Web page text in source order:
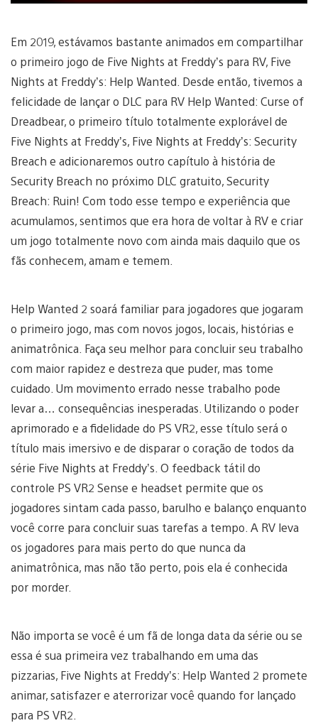
Em 2019, estávamos bastante animados em compartilhar
o primeiro jogo de Five Nights at Freddy’s para RV, Five
Nights at Freddy’s: Help Wanted. Desde então, tivemos a
felicidade de lançar o DLC para RV Help Wanted: Curse of
Dreadbear, o primeiro título totalmente explorável de
Five Nights at Freddy’s, Five Nights at Freddy’s: Security
Breach e adicionaremos outro capítulo à história de
Security Breach no próximo DLC gratuito, Security
Breach: Ruin! Com todo esse tempo e experiência que
acumulamos, sentimos que era hora de voltar à RV e criar
um jogo totalmente novo com ainda mais daquilo que os
fãs conhecem, amam e temem.
Help Wanted 2 soará familiar para jogadores que jogaram
o primeiro jogo, mas com novos jogos, locais, histórias e
animatrônica. Faça seu melhor para concluir seu trabalho
com maior rapidez e destreza que puder, mas tome
cuidado. Um movimento errado nesse trabalho pode
levar a… consequências inesperadas. Utilizando o poder
aprimorado e a fidelidade do PS VR2, esse título será o
título mais imersivo e de disparar o coração de todos da
série Five Nights at Freddy’s. O feedback tátil do
controle PS VR2 Sense e headset permite que os
jogadores sintam cada passo, barulho e balanço enquanto
você corre para concluir suas tarefas a tempo. A RV leva
os jogadores para mais perto do que nunca da
animatrônica, mas não tão perto, pois ela é conhecida
por morder.
Não importa se você é um fã de longa data da série ou se
essa é sua primeira vez trabalhando em uma das
pizzarias, Five Nights at Freddy’s: Help Wanted 2 promete
animar, satisfazer e aterrorizar você quando for lançado
para PS VR2.